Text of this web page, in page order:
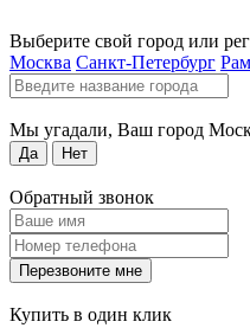
Выберите свой город или
Москва Санкт-Петербург
Мы угадали, Ваш город
Да Нет
Обратный звонок
Перезвоните мне
Купить в один клик